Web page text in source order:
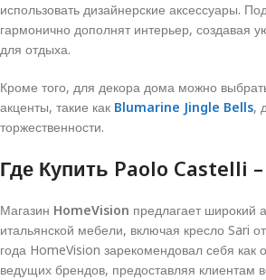
использовать дизайнерские аксессуары.
гармонично дополнят интерьер, создавая
для отдыха.
Кроме того, для декора дома можно
акценты, такие как Blumarine Jingle Bells,
торжественности.
Где Купить Paolo Castelli
Магазин HomeVision предлагает широкий
итальянской мебели, включая кресло Sari
года HomeVision зарекомендовал себя
ведущих брендов, предоставляя клиентам